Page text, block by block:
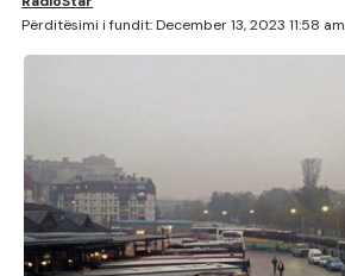
Përditësimi i fundit: December 13, 2023 11:58 am